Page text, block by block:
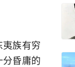
族有穷
昏庸的